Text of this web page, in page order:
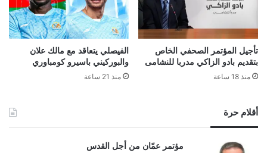
تأجيل المؤتمر الصحفي الخاص
بتقديم بادو الزاكي مدربا للنشامى
منذ 18 ساعة
الفيصلي يتعاقد مع مالك علان
والبوركيني باسيرو كومباوري
منذ 21 ساعة
أقلام حرة
مؤتمر عمّان من أجل القدس